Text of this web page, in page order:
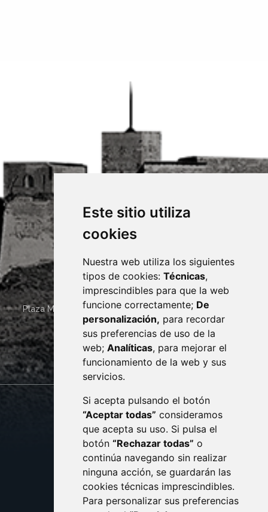
Este sitio utiliza
cookies
Nuestra web utiliza los siguientes
tipos de cookies: Técnicas,
imprescindibles para que la web
funcione correctamente; De
personalización, para recordar
sus preferencias de uso de la
web; Analíticas, para mejorar el
funcionamiento de la web y sus
servicios.
Si acepta pulsando el botón
“Aceptar todas” consideramos
que acepta su uso. Si pulsa el
botón “Rechazar todas” o
continúa navegando sin realizar
ninguna acción, se guardarán las
cookies técnicas imprescindibles.
Para personalizar sus preferencias
Plaza Mayor 4 22400 MONZÓN - ARAGÓN (ESPAÑA)
· (34) 974 400 700 ·
sac@monzon.es
monzon.es
CONTACTO
AVISO LEGAL
PROTECCIÓN DE DATOS
POLÍTICA DE COOKIES
ACCESIBILIDAD
ENLACE EXTERNO AL